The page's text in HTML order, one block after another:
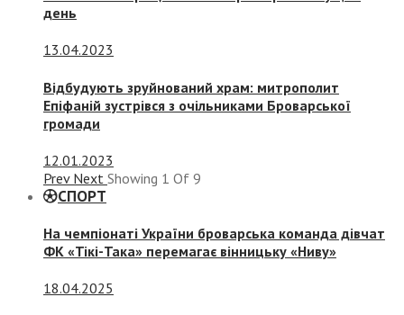
день
13.04.2023
Відбудують зруйнований храм: митрополит
Епіфаній зустрівся з очільниками Броварської
громади
12.01.2023
Prev Next Showing 1 Of 9
СПОРТ
На чемпіонаті України броварська команда дівчат
ФК «Тікі-Така» перемагає вінницьку «Ниву»
18.04.2025